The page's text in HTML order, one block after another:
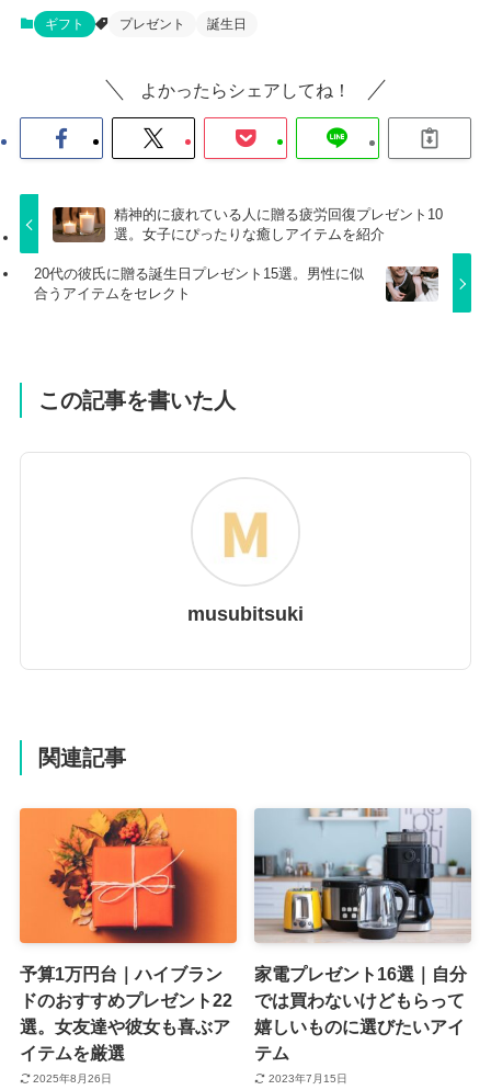
ギフト プレゼント 誕生日
よかったらシェアしてね！
精神的に疲れている人に贈る疲労回復プレゼント10
選。女子にぴったりな癒しアイテムを紹介
20代の彼氏に贈る誕生日プレゼント15選。男性に似
合うアイテムをセレクト
この記事を書いた人
musubitsuki
関連記事
予算1万円台｜ハイブラン
ドのおすすめプレゼント22
選。女友達や彼女も喜ぶア
イテムを厳選
2025年8月26日
家電プレゼント16選｜自分
では買わないけどもらって
嬉しいものに選びたいアイ
テム
2023年7月15日